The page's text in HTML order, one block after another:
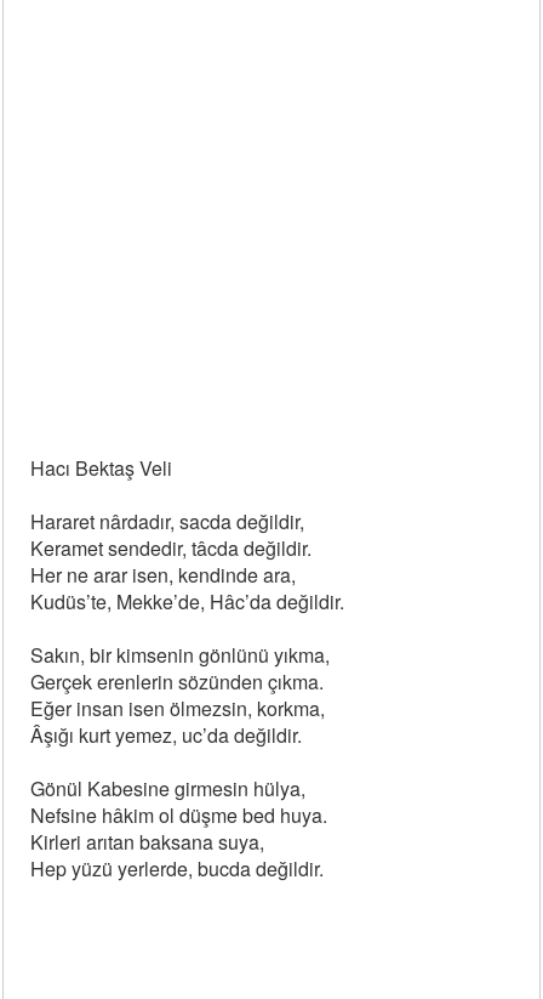
Hacı Bektaş Veli
Hararet nârdadır, sacda değildir,
Keramet sendedir, tâcda değildir.
Her ne arar isen, kendinde ara,
Kudüs’te, Mekke’de, Hâc’da değildir.
Sakın, bir kimsenin gönlünü yıkma,
Gerçek erenlerin sözünden çıkma.
Eğer insan isen ölmezsin, korkma,
Âşığı kurt yemez, uc’da değildir.
Gönül Kabesine girmesin hülya,
Nefsine hâkim ol düşme bed huya.
Kirleri arıtan baksana suya,
Hep yüzü yerlerde, bucda değildir.